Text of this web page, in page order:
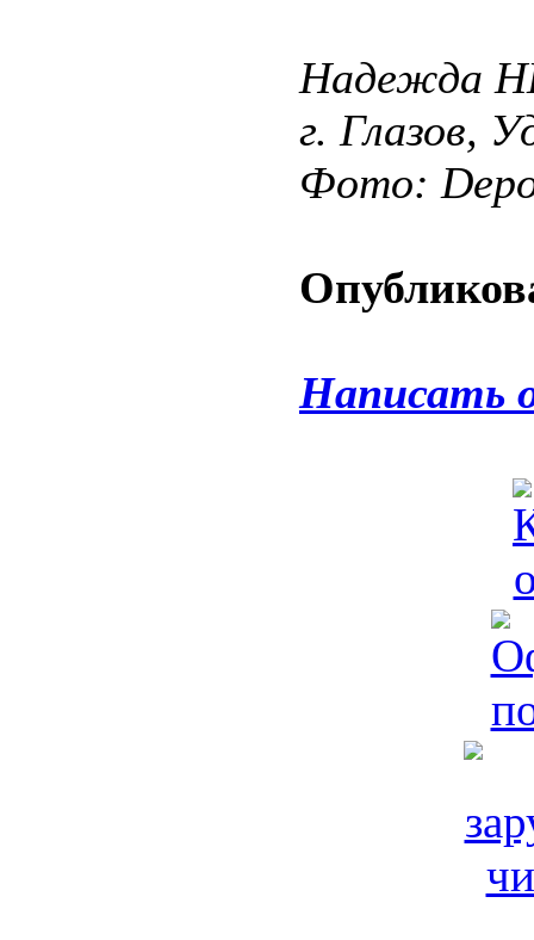
Надежда
г. Глазов,
Фото:
Написать